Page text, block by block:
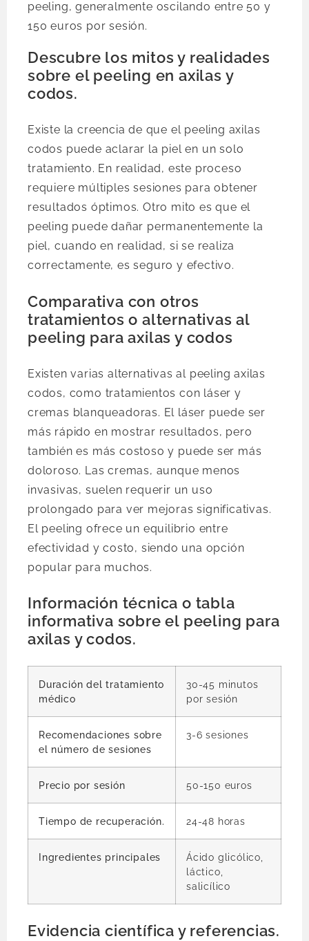
peeling, generalmente oscilando entre 50 y
150 euros por sesión.
Descubre los mitos y realidades
sobre el peeling en axilas y
codos.
Existe la creencia de que el peeling axilas
codos puede aclarar la piel en un solo
tratamiento. En realidad, este proceso
requiere múltiples sesiones para obtener
resultados óptimos. Otro mito es que el
peeling puede dañar permanentemente la
piel, cuando en realidad, si se realiza
correctamente, es seguro y efectivo.
Comparativa con otros
tratamientos o alternativas al
peeling para axilas y codos
Existen varias alternativas al peeling axilas
codos, como tratamientos con láser y
cremas blanqueadoras. El láser puede ser
más rápido en mostrar resultados, pero
también es más costoso y puede ser más
doloroso. Las cremas, aunque menos
invasivas, suelen requerir un uso
prolongado para ver mejoras significativas.
El peeling ofrece un equilibrio entre
efectividad y costo, siendo una opción
popular para muchos.
Información técnica o tabla
informativa sobre el peeling para
axilas y codos.
Duración del tratamiento
médico
30-45 minutos
por sesión
Recomendaciones sobre
el número de sesiones
3-6 sesiones
Precio por sesión 50-150 euros
Tiempo de recuperación. 24-48 horas
Ingredientes principales
Ácido glicólico,
láctico,
salicílico
Evidencia científica y referencias.